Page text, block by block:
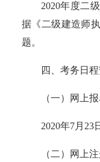
2020年度二
据《二级建造师
题。
四、考务日
（一）网上
2020年7月23
（二）网上